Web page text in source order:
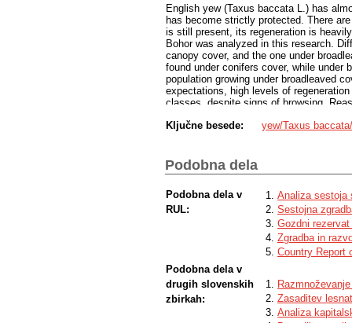
English yew (Taxus baccata L.) has
has become strictly protected. There
is still present, its regeneration is
Bohor was analyzed in this research.
canopy cover, and the one under
found under conifers cover, while under
population growing under broadleaved
expectations, high levels of
classes, despite signs of browsing.
deer, which is regularly present.
Ključne besede: yew/Taxus
Podobna dela
Podobna dela v
RUL:
Analiza sestoja
Sestojna
Gozdni
Zgradba in
Country Report
Podobna dela v
drugih slovenskih
zbirkah:
Zasaditev
Analiza